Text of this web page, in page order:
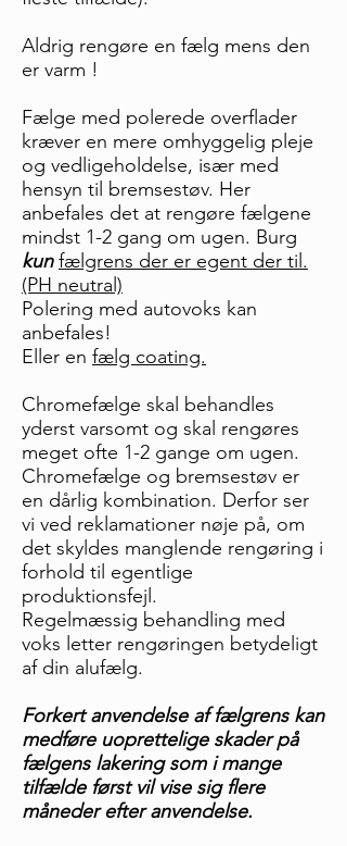
Aldrig rengøre en fælg mens den
er varm !
Fælge med polerede overflader
kræver en mere omhyggelig pleje
og vedligeholdelse, især med
hensyn til bremsestøv. Her
anbefales det at rengøre fælgene
mindst 1-2 gang om ugen. Burg
kun fælgrens der er egent der til.
(PH neutral)
Polering med autovoks kan
anbefales!
Eller en fælg coating.
Chromefælge skal behandles
yderst varsomt og skal rengøres
meget ofte 1-2 gange om ugen.
Chromefælge og bremsestøv er
en dårlig kombination. Derfor ser
vi ved reklamationer nøje på, om
det skyldes manglende rengøring i
forhold til egentlige
produktionsfejl.
Regelmæssig behandling med
voks letter rengøringen betydeligt
af din alufælg.
Forkert anvendelse af fælgrens kan
medføre uoprettelige skader på
fælgens lakering som i mange
tilfælde først vil vise sig flere
måneder efter anvendelse.